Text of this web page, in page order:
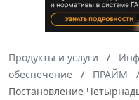
Продукты и услуги
обеспечение
ПРАЙМ
Постановление